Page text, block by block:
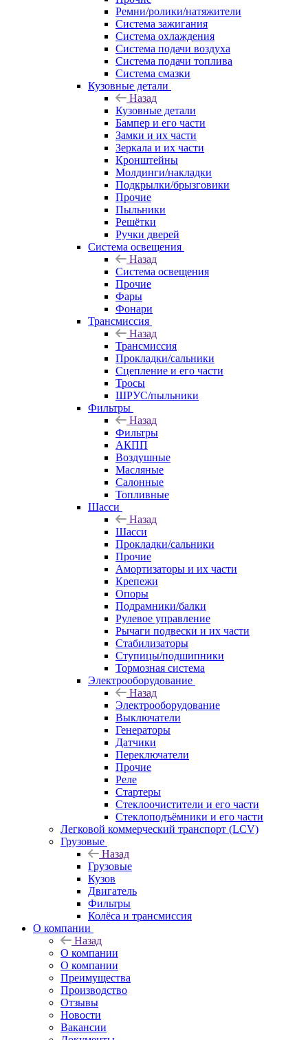
Ремни/ролики/натяжители
Система зажигания
Система охлаждения
Система подачи воздуха
Система подачи топлива
Система смазки
Кузовные детали
Назад
Кузовные детали
Бампер и его части
Замки и их части
Зеркала и их части
Кронштейны
Молдинги/накладки
Подкрылки/брызговики
Прочие
Пыльники
Решётки
Ручки дверей
Система освещения
Назад
Система освещения
Прочие
Фары
Фонари
Трансмиссия
Назад
Трансмиссия
Прокладки/сальники
Сцепление и его части
Тросы
ШРУС/пыльники
Фильтры
Назад
Фильтры
АКПП
Воздушные
Масляные
Салонные
Топливные
Шасси
Назад
Шасси
Прокладки/сальники
Прочие
Амортизаторы и их части
Крепежи
Опоры
Подрамники/балки
Рулевое управление
Рычаги подвески и их части
Стабилизаторы
Ступицы/подшипники
Тормозная система
Электрооборудование
Назад
Электрооборудование
Выключатели
Генераторы
Датчики
Переключатели
Прочие
Реле
Стартеры
Стеклоочистители и его части
Стеклоподъёмники и его части
Легковой коммерческий транспорт (LCV)
Грузовые
Назад
Грузовые
Кузов
Двигатель
Фильтры
Колёса и трансмиссия
О компании
Назад
О компании
О компании
Преимущества
Производство
Отзывы
Новости
Вакансии